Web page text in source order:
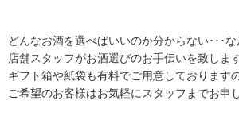
どんなお酒を選べばいいのか分からない･･･な
店舗スタッフがお酒選びのお手伝いを致します
ギフト箱や紙袋も有料でご用意しておりますの
ご希望のお客様はお気軽にスタッフまでお申